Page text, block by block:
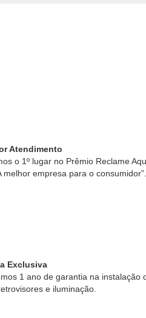
Atendimento
o 1º lugar no Prêmio Reclame
melhor empresa para o consumidor”.
Exclusiva
1 ano de garantia na instalação
e iluminação.